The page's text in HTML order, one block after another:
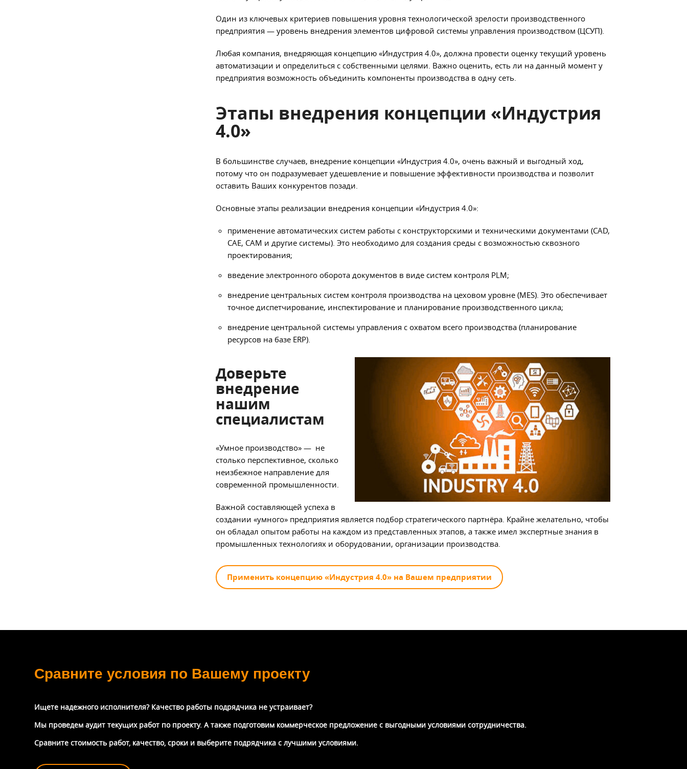
Один из ключевых критериев повышения уровня технологической зрелости производственного
предприятия — уровень внедрения элементов цифровой системы управления производством (ЦСУП).
Любая компания, внедряющая концепцию «Индустрия 4.0», должна провести оценку текущий уровень
автоматизации и определиться с собственными целями. Важно оценить, есть ли на данный момент у
предприятия возможность объединить компоненты производства в одну сеть.
Этапы внедрения концепции «Индустрия
4.0»
В большинстве случаев, внедрение концепции «Индустрия 4.0», очень важный и выгодный ход,
потому что он подразумевает удешевление и повышение эффективности производства и позволит
оставить Ваших конкурентов позади.
Основные этапы реализации внедрения концепции «Индустрия 4.0»:
применение автоматических систем работы с конструкторскими и техническими документами (CAD,
CAE, CAM и другие системы). Это необходимо для создания среды с возможностью сквозного
проектирования;
введение электронного оборота документов в виде систем контроля PLM;
внедрение центральных систем контроля производства на цеховом уровне (MES). Это обеспечивает
точное диспетчирование, инспектирование и планирование производственного цикла;
внедрение центральной системы управления с охватом всего производства (планирование
ресурсов на базе ERP).
Доверьте
внедрение
нашим
специалистам
«Умное производство» — не
столько перспективное, сколько
неизбежное направление для
современной промышленности.
Важной составляющей успеха в
создании «умного» предприятия является подбор стратегического партнёра. Крайне желательно, чтобы
он обладал опытом работы на каждом из представленных этапов, а также имел экспертные знания в
промышленных технологиях и оборудовании, организации производства.
Применить концепцию «Индустрия 4.0» на Вашем предприятии
Сравните условия по Вашему проекту
Ищете надежного исполнителя? Качество работы подрядчика не устраивает?
Мы проведем аудит текущих работ по проекту. А также подготовим коммерческое предложение с выгодными условиями сотрудничества.
Сравните стоимость работ, качество, сроки и выберите подрядчика с лучшими условиями.